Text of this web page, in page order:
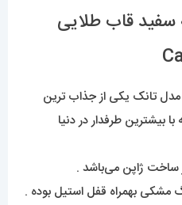
قاب طلایی
مدل تانک یکی از جذاب ترین
بیشترین طرفدار در دنیا
ساخت ژاپن می‌باشد .
مشکی بهمراه قفل استیل بوده .